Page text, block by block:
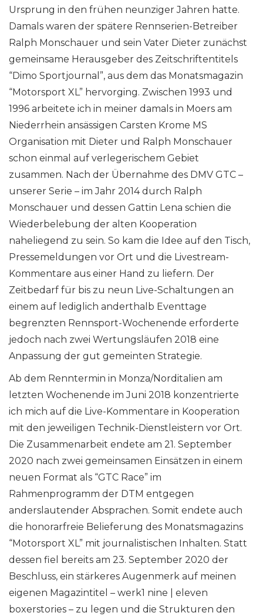
Ursprung in den frühen neunziger Jahren hatte.
Damals waren der spätere Rennserien-Betreiber
Ralph Monschauer und sein Vater Dieter zunächst
gemeinsame Herausgeber des Zeitschriftentitels
“Dimo Sportjournal”, aus dem das Monatsmagazin
“Motorsport XL” hervorging. Zwischen 1993 und
1996 arbeitete ich in meiner damals in Moers am
Niederrhein ansässigen Carsten Krome MS
Organisation mit Dieter und Ralph Monschauer
schon einmal auf verlegerischem Gebiet
zusammen. Nach der Übernahme des DMV GTC –
unserer Serie – im Jahr 2014 durch Ralph
Monschauer und dessen Gattin Lena schien die
Wiederbelebung der alten Kooperation
naheliegend zu sein. So kam die Idee auf den Tisch,
Pressemeldungen vor Ort und die Livestream-
Kommentare aus einer Hand zu liefern. Der
Zeitbedarf für bis zu neun Live-Schaltungen an
einem auf lediglich anderthalb Eventtage
begrenzten Rennsport-Wochenende erforderte
jedoch nach zwei Wertungsläufen 2018 eine
Anpassung der gut gemeinten Strategie.
Ab dem Renntermin in Monza/Norditalien am
letzten Wochenende im Juni 2018 konzentrierte
ich mich auf die Live-Kommentare in Kooperation
mit den jeweiligen Technik-Dienstleistern vor Ort.
Die Zusammenarbeit endete am 21. September
2020 nach zwei gemeinsamen Einsätzen in einem
neuen Format als “GTC Race” im
Rahmenprogramm der DTM entgegen
anderslautender Absprachen. Somit endete auch
die honorarfreie Belieferung des Monatsmagazins
“Motorsport XL” mit journalistischen Inhalten. Statt
dessen fiel bereits am 23. September 2020 der
Beschluss, ein stärkeres Augenmerk auf meinen
eigenen Magazintitel – werk1 nine | eleven
boxerstories – zu legen und die Strukturen den